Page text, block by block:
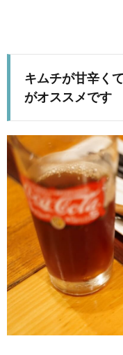
キムチが甘辛く
がオススメです